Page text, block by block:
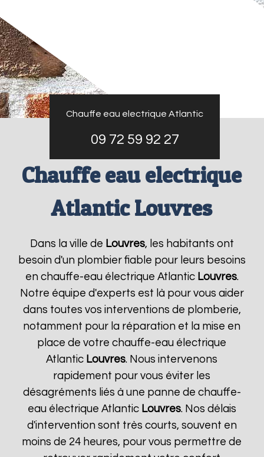
Chauffe eau electrique Atlantic
09 72 59 92 27
Chauffe eau electrique
Atlantic Louvres
Dans la ville de Louvres, les habitants ont
besoin d'un plombier fiable pour leurs besoins
en chauffe-eau électrique Atlantic Louvres.
Notre équipe d'experts est là pour vous aider
dans toutes vos interventions de plomberie,
notamment pour la réparation et la mise en
place de votre chauffe-eau électrique
Atlantic Louvres. Nous intervenons
rapidement pour vous éviter les
désagréments liés à une panne de chauffe-
eau électrique Atlantic Louvres. Nos délais
d'intervention sont très courts, souvent en
moins de 24 heures, pour vous permettre de